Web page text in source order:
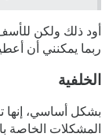
أود ذلك ولكن
ربما يمكنني أن
الخلفية
المشكلات الخاصة